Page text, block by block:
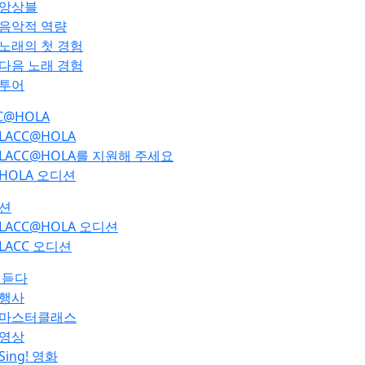
앙상블
음악적 역량
노래의 첫 경험
다음 노래 경험
투어
LACC@HOLA
LACC@HOLA를 지원해 주세요
HOLA 오디션
LACC@HOLA 오디션
LACC 오디션
다
행사
마스터클래스
영상
영화